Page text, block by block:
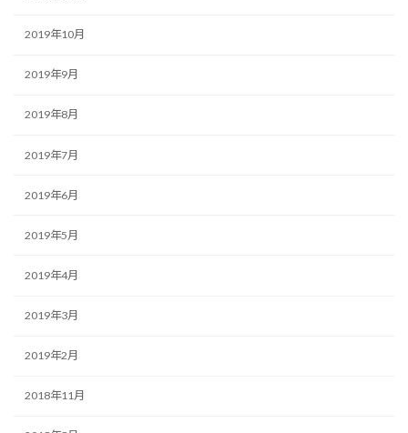
2019年10月
2019年9月
2019年8月
2019年7月
2019年6月
2019年5月
2019年4月
2019年3月
2019年2月
2018年11月